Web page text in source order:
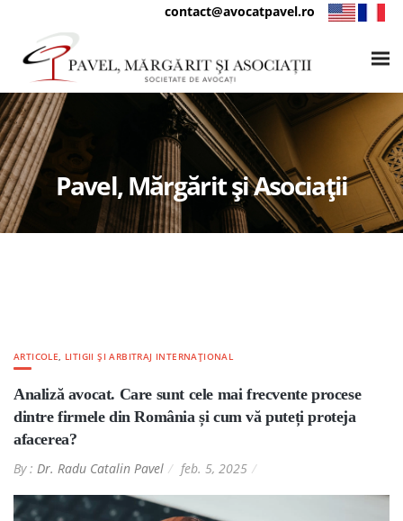
contact@avocatpavel.ro
Pavel, Mărgărit și Asociații
ARTICOLE, LITIGII ȘI ARBITRAJ INTERNAȚIONAL
Analiză avocat. Care sunt cele mai frecvente procese
dintre firmele din România și cum vă puteți proteja
afacerea?
By : Dr. Radu Catalin Pavel feb. 5, 2025